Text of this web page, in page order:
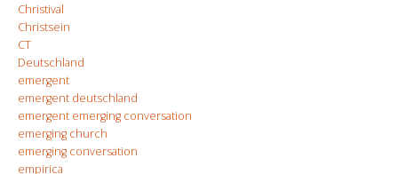
Christival
Christsein
CT
Deutschland
emergent
emergent deutschland
emergent emerging conversation
emerging church
emerging conversation
empirica